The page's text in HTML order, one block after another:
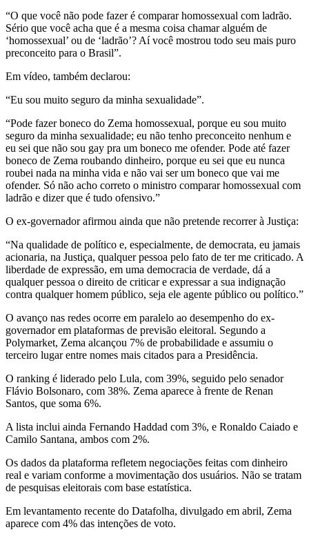
“O que você não pode fazer é comparar homossexual com ladrão.
Sério que você acha que é a mesma coisa chamar alguém de
‘homossexual’ ou de ‘ladrão’? Aí você mostrou todo seu mais puro
preconceito para o Brasil”.
Em vídeo, também declarou:
“Eu sou muito seguro da minha sexualidade”.
“Pode fazer boneco do Zema homossexual, porque eu sou muito
seguro da minha sexualidade; eu não tenho preconceito nenhum e
eu sei que não sou gay pra um boneco me ofender. Pode até fazer
boneco de Zema roubando dinheiro, porque eu sei que eu nunca
roubei nada na minha vida e não vai ser um boneco que vai me
ofender. Só não acho correto o ministro comparar homossexual com
ladrão e dizer que é tudo ofensivo.”
O ex-governador afirmou ainda que não pretende recorrer à Justiça:
“Na qualidade de político e, especialmente, de democrata, eu jamais
acionaria, na Justiça, qualquer pessoa pelo fato de ter me criticado. A
liberdade de expressão, em uma democracia de verdade, dá a
qualquer pessoa o direito de criticar e expressar a sua indignação
contra qualquer homem público, seja ele agente público ou político.”
O avanço nas redes ocorre em paralelo ao desempenho do ex-
governador em plataformas de previsão eleitoral. Segundo a
Polymarket, Zema alcançou 7% de probabilidade e assumiu o
terceiro lugar entre nomes mais citados para a Presidência.
O ranking é liderado pelo Lula, com 39%, seguido pelo senador
Flávio Bolsonaro, com 38%. Zema aparece à frente de Renan
Santos, que soma 6%.
A lista inclui ainda Fernando Haddad com 3%, e Ronaldo Caiado e
Camilo Santana, ambos com 2%.
Os dados da plataforma refletem negociações feitas com dinheiro
real e variam conforme a movimentação dos usuários. Não se tratam
de pesquisas eleitorais com base estatística.
Em levantamento recente do Datafolha, divulgado em abril, Zema
aparece com 4% das intenções de voto.